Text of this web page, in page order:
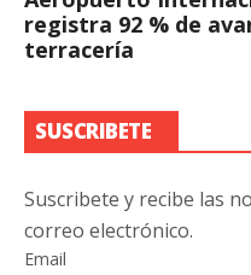
registra 92 % de
terracería
SUSCRIBETE
Suscribete y recibe las
correo electrónico.
Email